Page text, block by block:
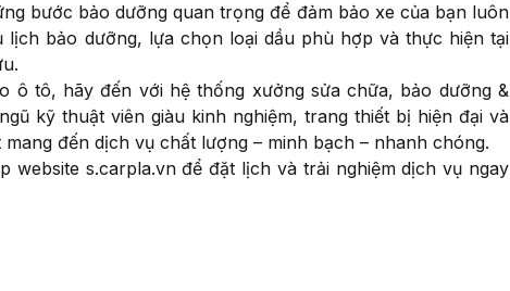
bước bảo dưỡng quan trọng để đảm bảo xe của bạn luôn
bảo dưỡng, lựa chọn loại dầu phù hợp và thực hiện tại
ô tô, hãy đến với hệ thống xưởng sửa chữa, bảo dưỡng &
kỹ thuật viên giàu kinh nghiệm, trang thiết bị hiện đại và
đến dịch vụ chất lượng – minh bạch – nhanh chóng.
website s.carpla.vn để đặt lịch và trải nghiệm dịch vụ ngay